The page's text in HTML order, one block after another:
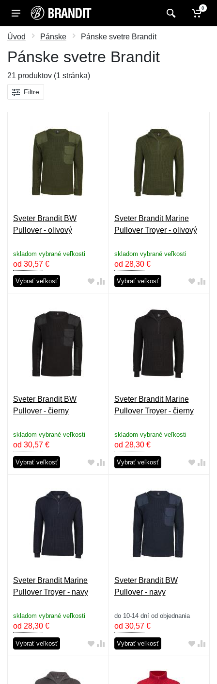
0
Úvod Pánske Pánske svetre Brandit
Pánske svetre Brandit
21 produktov (1 stránka)
Filtre
Sveter Brandit BW
Pullover - olivový
skladom vybrané veľkosti
od 30,57 €
Vybrať veľkosť
Sveter Brandit Marine
Pullover Troyer - olivový
skladom vybrané veľkosti
od 28,30€
Vybrať veľkosť
Sveter Brandit BW
Pullover - čierny
skladom vybrané veľkosti
od 30,57 €
Vybrať veľkosť
Sveter Brandit Marine
Pullover Troyer - čierny
skladom vybrané veľkosti
od 28,30€
Vybrať veľkosť
Sveter Brandit Marine
Pullover Troyer - navy
skladom vybrané veľkosti
od 28,30 €
Vybrať veľkosť
Sveter Brandit BW
Pullover - navy
do 10-14 dní od objednania
od 30,57€
Vybrať veľkosť